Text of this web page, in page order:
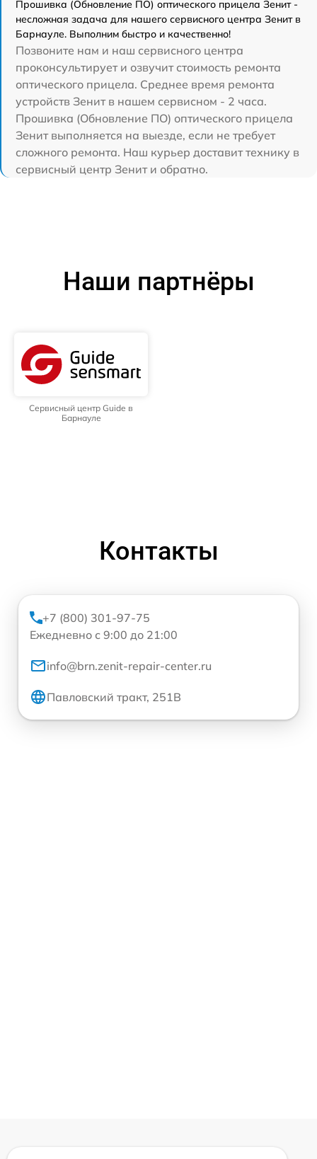
Прошивка (Обновление ПО) оптического прицела Зенит -
несложная задача для нашего сервисного центра Зенит в
Барнауле. Выполним быстро и качественно!
Позвоните нам и наш сервисного центра
проконсультирует и озвучит стоимость ремонта
оптического прицела. Среднее время ремонта
устройств Зенит в нашем сервисном - 2 часа.
Прошивка (Обновление ПО) оптического прицела
Зенит выполняется на выезде, если не требует
сложного ремонта. Наш курьер доставит технику в
сервисный центр Зенит и обратно.
Наши партнёры
Сервисный центр Guide в
Барнауле
Контакты
+7 (800) 301-97-75
Ежедневно с 9:00 до 21:00
info@brn.zenit-repair-center.ru
Павловский тракт, 251В